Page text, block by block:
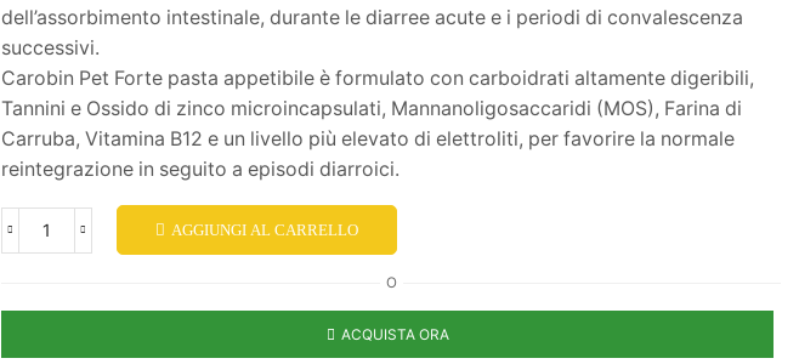
dell’assorbimento intestinale, durante le diarree acute e i periodi di convalescenza
successivi.
Carobin Pet Forte pasta appetibile è formulato con carboidrati altamente digeribili,
Tannini e Ossido di zinco microincapsulati, Mannanoligosaccaridi (MOS), Farina di
Carruba, Vitamina B12 e un livello più elevato di elettroliti, per favorire la normale
reintegrazione in seguito a episodi diarroici.
AGGIUNGI AL CARRELLO
O
ACQUISTA ORA